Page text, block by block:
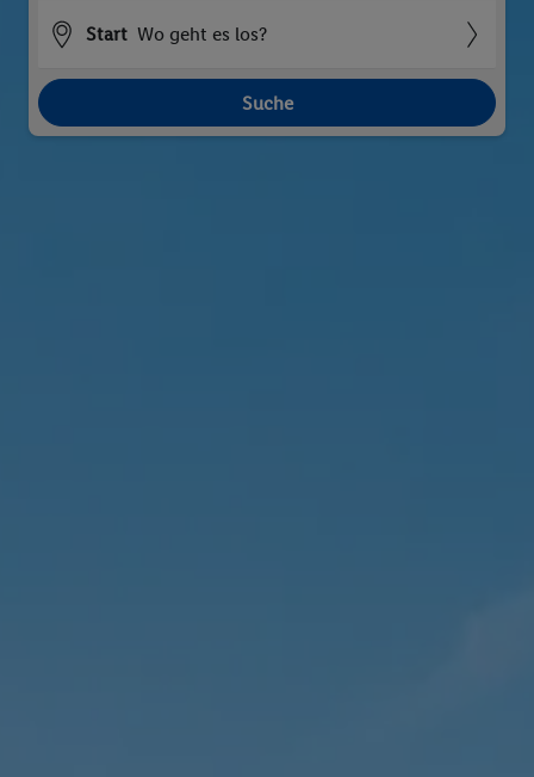
Start Wo geht es los?
Suche